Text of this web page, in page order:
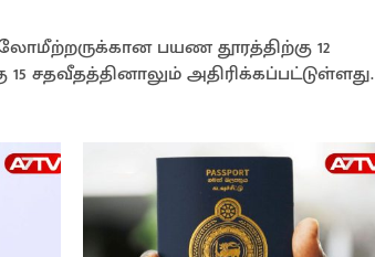
பயண தூரத்திற்கு 12
சதவீதத்தினாலும் அதிரிக்கப்பட்டுள்ளது.